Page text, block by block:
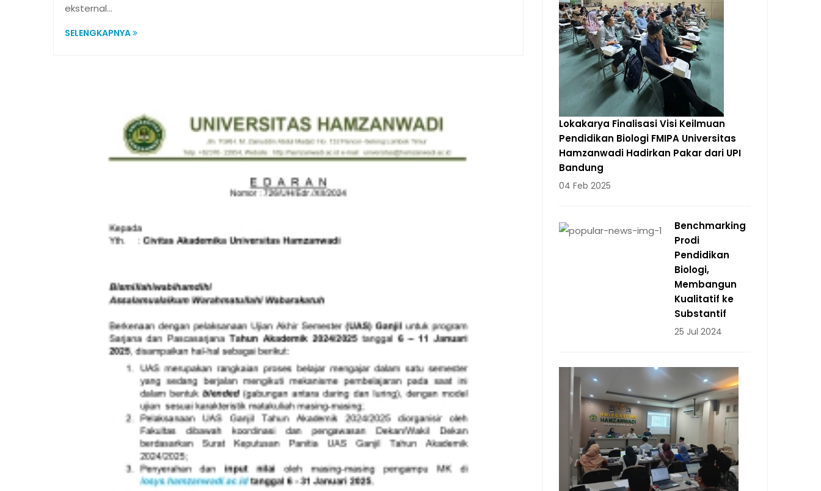
eksternal…
SELENGKAPNYA
Lokakarya Finalisasi Visi Keilmuan
Pendidikan Biologi FMIPA Universitas
Hamzanwadi Hadirkan Pakar dari UPI
Bandung
04 Feb 2025
Benchmarking
Prodi
Pendidikan
Biologi,
Membangun
Kualitatif ke
Substantif
25 Jul 2024